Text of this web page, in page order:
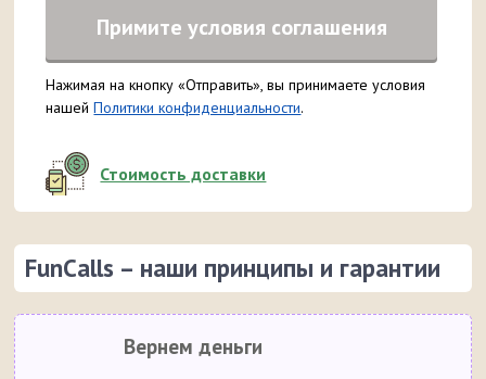
Примите условия соглашения
Нажимая на кнопку «Отправить», вы принимаете условия
нашейПолитики конфиденциальности.
Стоимость доставки
FunCalls – наши принципы и гарантии
Вернем деньги